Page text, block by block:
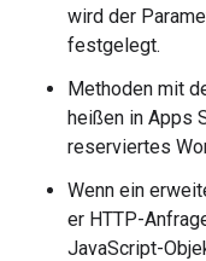
wird der
festgelegt.
Methoden mit
heißen in Apps
reserviertes
Wenn ein
er HTTP-
JavaScript-